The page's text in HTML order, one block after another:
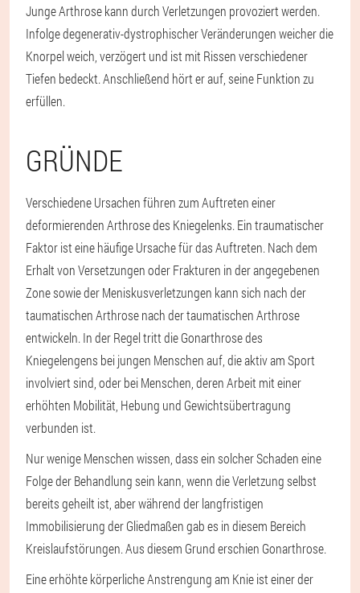
Junge Arthrose kann durch Verletzungen provoziert werden.
Infolge degenerativ-dystrophischer Veränderungen weicher die
Knorpel weich, verzögert und ist mit Rissen verschiedener
Tiefen bedeckt. Anschließend hört er auf, seine Funktion zu
erfüllen.
GRÜNDE
Verschiedene Ursachen führen zum Auftreten einer
deformierenden Arthrose des Kniegelenks. Ein traumatischer
Faktor ist eine häufige Ursache für das Auftreten. Nach dem
Erhalt von Versetzungen oder Frakturen in der angegebenen
Zone sowie der Meniskusverletzungen kann sich nach der
taumatischen Arthrose nach der taumatischen Arthrose
entwickeln. In der Regel tritt die Gonarthrose des
Kniegelengens bei jungen Menschen auf, die aktiv am Sport
involviert sind, oder bei Menschen, deren Arbeit mit einer
erhöhten Mobilität, Hebung und Gewichtsübertragung
verbunden ist.
Nur wenige Menschen wissen, dass ein solcher Schaden eine
Folge der Behandlung sein kann, wenn die Verletzung selbst
bereits geheilt ist, aber während der langfristigen
Immobilisierung der Gliedmaßen gab es in diesem Bereich
Kreislaufstörungen. Aus diesem Grund erschien Gonarthrose.
Eine erhöhte körperliche Anstrengung am Knie ist einer der